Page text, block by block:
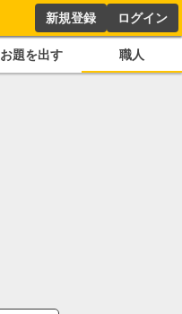
新規登録 ログイン
お題を出す 職人